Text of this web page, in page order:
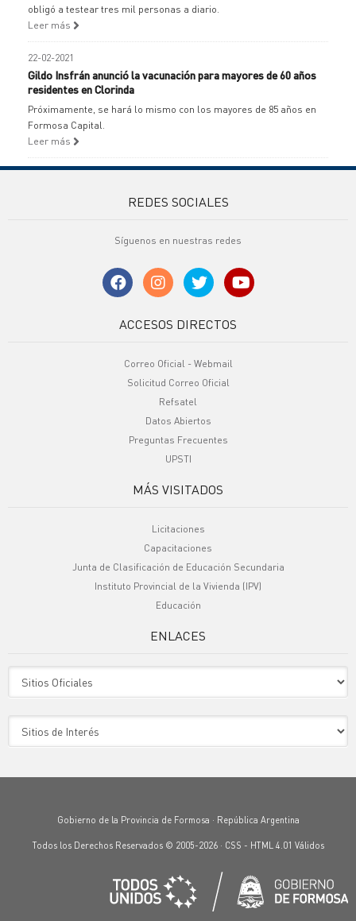
obligó a testear tres mil personas a diario.
Leer más
22-02-2021
Gildo Insfrán anunció la vacunación para mayores de 60 años
residentes en Clorinda
Próximamente, se hará lo mismo con los mayores de 85 años en
Formosa Capital.
Leer más
REDES SOCIALES
Síguenos en nuestras redes
ACCESOS DIRECTOS
Correo Oficial - Webmail
Solicitud Correo Oficial
Refsatel
Datos Abiertos
Preguntas Frecuentes
UPSTI
MÁS VISITADOS
Licitaciones
Capacitaciones
Junta de Clasificación de Educación Secundaria
Instituto Provincial de la Vivienda (IPV)
Educación
ENLACES
Gobierno de la Provincia de Formosa · República Argentina
Todos los Derechos Reservados © 2005-2026 · CSS - HTML 4.01 Válidos